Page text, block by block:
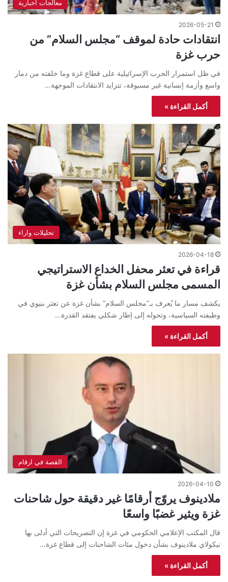
معالجات اخبارية
2026-05-21
انتقادات حادة لموقف “مجلس السلام” من
حرب غزة
في ظل استمرار الحرب الإسرائيلية على قطاع غزة وما خلفته من دمار
واسع وأزمة إنسانية غير مسبوقة، تتزايد الانتقادات الموجهة…
أكمل القراءة »
تحليلات واراء
2026-04-18
قراءة في تعثر محفل الخداع الاستراتيجي
المسمى مجلس السلام بشأن غزة
يكشف مسار ما يُعرف بـ”مجلس السلام” بشأن غزة عن تعثر بنيوي في
وظيفته السياسية، وتحوله إلى إطار شكلي يفتقد القدرة…
أكمل القراءة »
القصة في ارقام
2026-04-10
ملادينوف يروّج أرقامًا غير دقيقة حول شاحنات
غزة ويثير غضبًا واسعًا
قال المكتب الإعلامي الحكومي في غزة إن التصريحات التي أدلى بها
نيكولاي ملادينوف بشأن دخول مئات الشاحنات إلى قطاع غزة…
أكمل القراءة »